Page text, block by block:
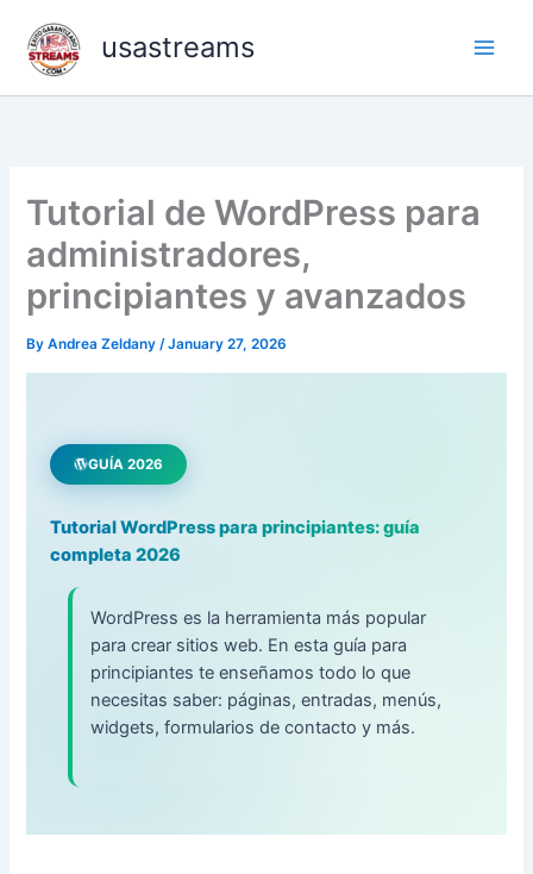
content
usastreams
Tutorial de WordPress para
administradores,
principiantes y avanzados
ByAndrea Zeldany/January 27, 2026
GUÍA 2026
Tutorial WordPress para principiantes: guía
completa 2026
WordPress es la herramienta más popular
para crear sitios web. En esta guía para
principiantes te enseñamos todo lo que
necesitas saber: páginas, entradas, menús,
widgets, formularios de contacto y más.